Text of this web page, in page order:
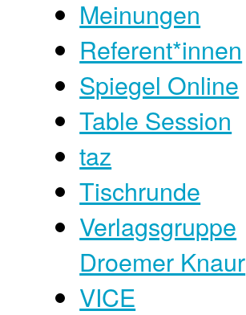
Meinungen
Referent*innen
Spiegel Online
Table Session
taz
Tischrunde
Verlagsgruppe
Droemer Knaur
VICE